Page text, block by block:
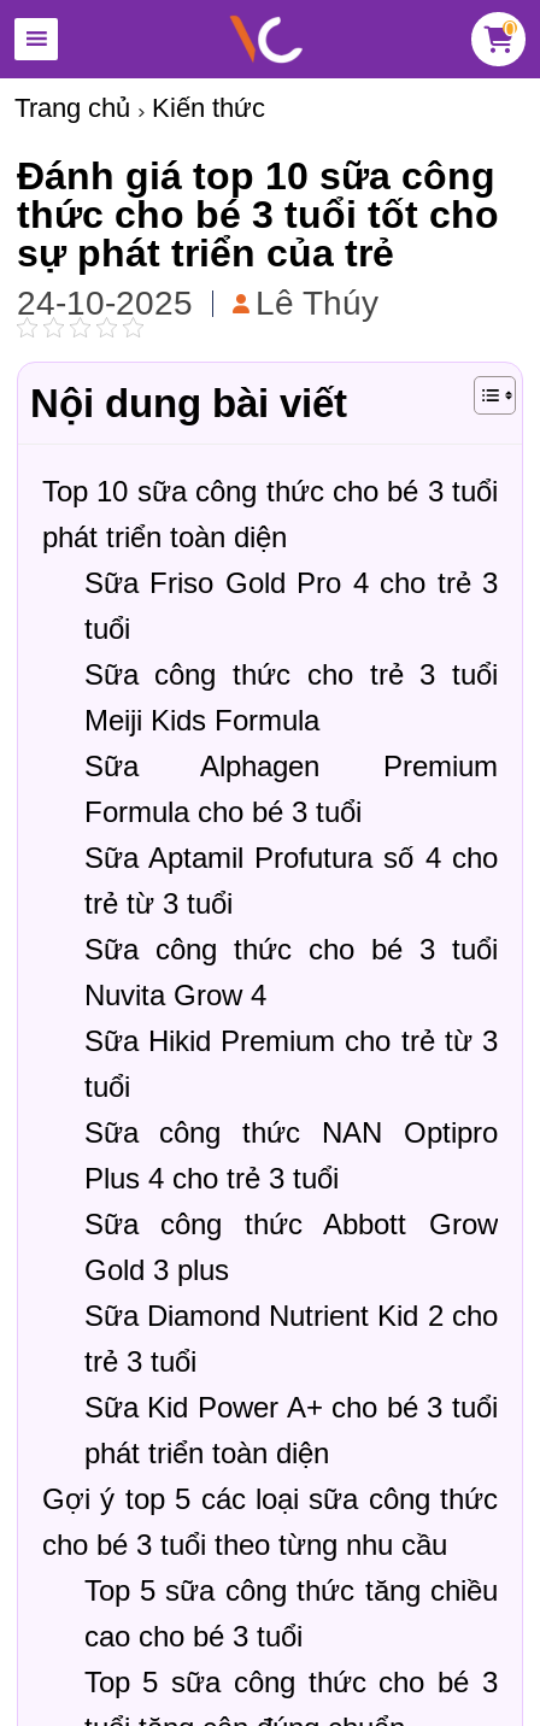
0
Trang chủ Kiến thức
Đánh giá top 10 sữa công
thức cho bé 3 tuổi tốt cho
sự phát triển của trẻ
24-10-2025 Lê Thúy
Nội dung bài viết
Top 10 sữa công thức cho bé 3 tuổi
phát triển toàn diện
Sữa Friso Gold Pro 4 cho trẻ 3
tuổi
Sữa công thức cho trẻ 3 tuổi
Meiji Kids Formula
Sữa Alphagen Premium
Formula cho bé 3 tuổi
Sữa Aptamil Profutura số 4 cho
trẻ từ 3 tuổi
Sữa công thức cho bé 3 tuổi
Nuvita Grow 4
Sữa Hikid Premium cho trẻ từ 3
tuổi
Sữa công thức NAN Optipro
Plus 4 cho trẻ 3 tuổi
Sữa công thức Abbott Grow
Gold 3 plus
Sữa Diamond Nutrient Kid 2 cho
trẻ 3 tuổi
Sữa Kid Power A+ cho bé 3 tuổi
phát triển toàn diện
Gợi ý top 5 các loại sữa công thức
cho bé 3 tuổi theo từng nhu cầu
Top 5 sữa công thức tăng chiều
cao cho bé 3 tuổi
Top 5 sữa công thức cho bé 3